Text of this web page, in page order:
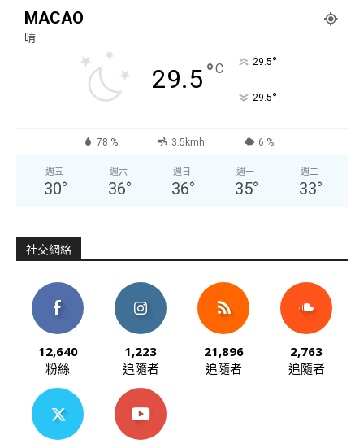
MACAO
晴
29.5°C 29.5°
29.5°
78 % 3.5kmh 6 %
週五
30°
週六
36°
週日
36°
週一
35°
週二
33°
社交網絡
12,640
粉絲
1,223
追隨者
21,896
追隨者
2,763
追隨者